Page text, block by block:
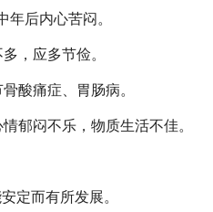
年后内心苦闷。
，应多节俭。
酸痛症、胃肠病。
郁闷不乐，物质生活不佳。
定而有所发展。